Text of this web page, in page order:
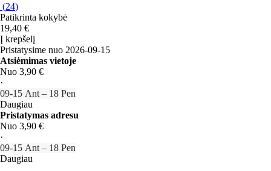
(24)
Patikrinta kokybė
19,40 €
Į krepšelį
Pristatysime nuo 2026‑09‑15
Atsiėmimas vietoje
Nuo 3,90 €
·
09‑15 Ant – 18 Pen
Daugiau
Pristatymas adresu
Nuo 3,90 €
·
09‑15 Ant – 18 Pen
Daugiau